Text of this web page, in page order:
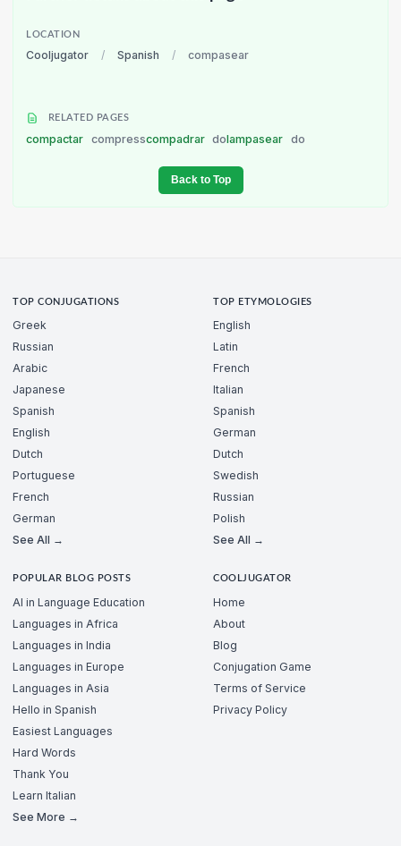
LOCATION
Cooljugator / Spanish / compasear
RELATED PAGES
compactar compresscompadrar dolampasear do
Back to Top
TOP CONJUGATIONS
Greek
Russian
Arabic
Japanese
Spanish
English
Dutch
Portuguese
French
German
See All →
TOP ETYMOLOGIES
English
Latin
French
Italian
Spanish
German
Dutch
Swedish
Russian
Polish
See All →
POPULAR BLOG POSTS
AI in Language Education
Languages in Africa
Languages in India
Languages in Europe
Languages in Asia
Hello in Spanish
Easiest Languages
Hard Words
Thank You
Learn Italian
See More →
COOLJUGATOR
Home
About
Blog
Conjugation Game
Terms of Service
Privacy Policy